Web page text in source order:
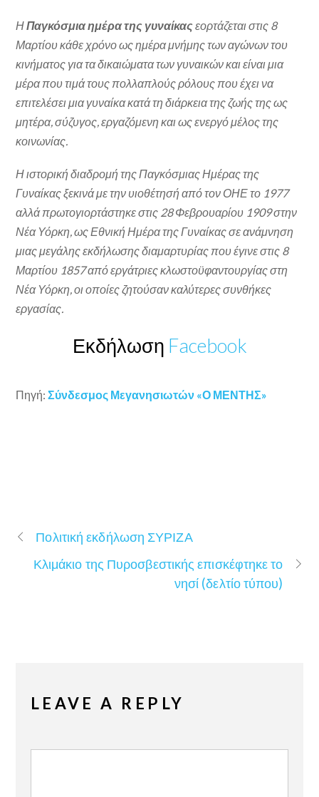
ΗΠαγκόσμια ημέρα της γυναίκαςεορτάζεται στις 8
Μαρτίου κάθε χρόνο ως ημέρα μνήμης των αγώνων του
κινήματος για τα δικαιώματα των γυναικών και είναι μια
μέρα που τιμά τους πολλαπλούς ρόλους που έχει να
επιτελέσει μια γυναίκα κατά τη διάρκεια της ζωής της ως
μητέρα, σύζυγος, εργαζόμενη και ως ενεργό μέλος της
κοινωνίας.
Η ιστορική διαδρομή της Παγκόσμιας Ημέρας της
Γυναίκας ξεκινά με την υιοθέτησή από τον ΟΗΕ το 1977
αλλά πρωτογιορτάστηκε στις 28 Φεβρουαρίου 1909 στην
Νέα Υόρκη, ως Εθνική Ημέρα της Γυναίκας σε ανάμνηση
μιας μεγάλης εκδήλωσης διαμαρτυρίας που έγινε στις 8
Μαρτίου 1857 από εργάτριες κλωστοϋφαντουργίας στη
Νέα Υόρκη, οι οποίες ζητούσαν καλύτερες συνθήκες
εργασίας.
Εκδήλωση Facebook
Πηγή:Σύνδεσμος Μεγανησιωτών «Ο ΜΕΝΤΗΣ»
Πολιτική εκδήλωση ΣΥΡΙΖΑ
Κλιμάκιο της Πυροσβεστικής επισκέφτηκε το
νησί (δελτίο τύπου)
LEAVE A REPLY